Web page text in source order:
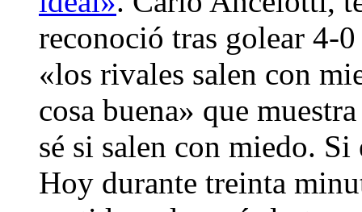
reconoció tras golear 4-
«los rivales salen con
cosa buena» que
sé si salen con miedo. Si
Hoy durante treinta